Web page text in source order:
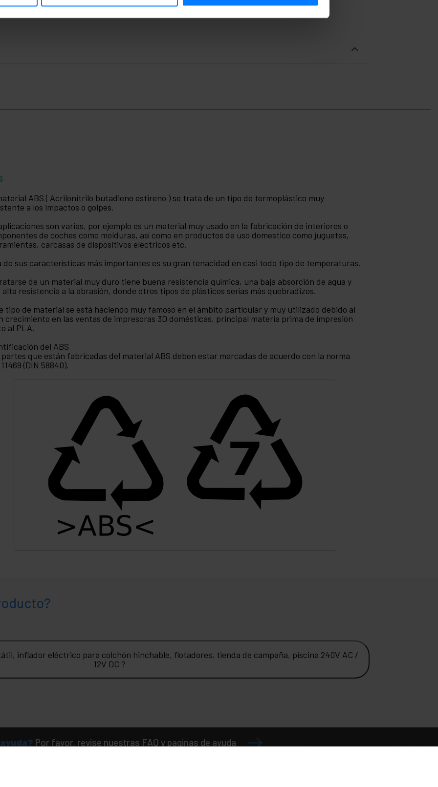
cm
ABS ( Acrilonitrilo butadieno estireno ) se trata de un tipo de termoplástico muy
a los impactos o golpes.
son varias, por ejemplo es un material muy usado en la fabricación de interiores o
de coches como molduras, así como en productos de uso domestico como juguetes,
carcasas de dispositivos eléctricos etc.
de sus características más importantes es su gran tenacidad en casi todo tipo de temperaturas.
de un material muy duro tiene buena resistencia química, una baja absorción de agua y
alta resistencia a la abrasión, donde otros tipos de plásticos serías más quebradizos.
tipo de material se está haciendo muy famoso en el ámbito particular y muy utilizado debido al
crecimiento en las ventas de impresoras 3D domésticas, principal materia prima de impresión
al PLA.
del ABS
partes que están fabricadas del material ABS deben estar marcadas de acuerdo con la norma
11469 (DIN 58840).
inflador eléctrico para colchón hinchable, flotadores, tienda de campaña, piscina 240V AC /
12V DC ?
Por favor, revise nuestras FAQ y paginas de ayuda